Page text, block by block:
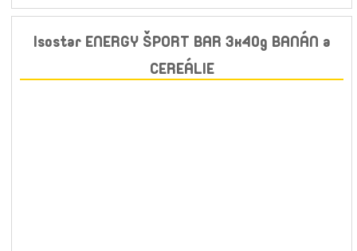
Isostar ENERGY ŠPORT BAR 3x40g BANÁN a
CEREÁLIE